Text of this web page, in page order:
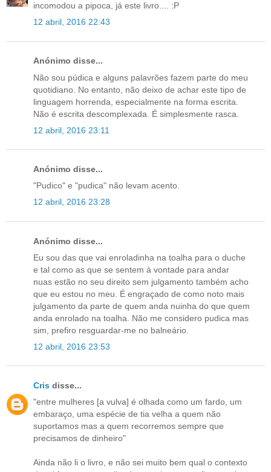
incomodou a pipoca, já este livro.... :P
12 abril, 2016 22:43
Anónimo disse...
Não sou púdica e alguns palavrões fazem parte do meu
quotidiano. No entanto, não deixo de achar este tipo de
linguagem horrenda, especialmente na forma escrita.
Não é escrita descomplexada. É simplesmente rasca.
12 abril, 2016 23:11
Anónimo disse...
"Pudico" e "pudica" não levam acento.
12 abril, 2016 23:28
Anónimo disse...
Eu sou das que vai enroladinha na toalha para o duche
e tal como as que se sentem à vontade para andar
nuas estão no seu direito sem julgamento também acho
que eu estou no meu. É engraçado de como noto mais
julgamento da parte de quem anda nuinha do que quem
anda enrolado na toalha. Não me considero pudica mas
sim, prefiro resguardar-me no balneário.
12 abril, 2016 23:53
Cris disse...
"entre mulheres [a vulva] é olhada como um fardo, um
embaraço, uma espécie de tia velha a quem não
suportamos mas a quem recorremos sempre que
precisamos de dinheiro"
Ainda não li o livro, e não sei muito bem qual o contexto